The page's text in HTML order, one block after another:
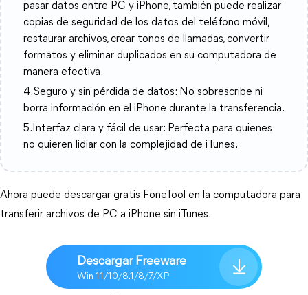
pasar datos entre PC y iPhone, también puede realizar
copias de seguridad de los datos del teléfono móvil,
restaurar archivos, crear tonos de llamadas, convertir
formatos y eliminar duplicados en su computadora de
manera efectiva.
4.Seguro y sin pérdida de datos: No sobrescribe ni
borra información en el iPhone durante la transferencia.
5.Interfaz clara y fácil de usar: Perfecta para quienes
no quieren lidiar con la complejidad de iTunes.
Ahora puede descargar gratis FoneTool en la computadora para
transferir archivos de PC a iPhone sin iTunes.
Descargar Freeware
Win 11/10/8.1/8/7/XP